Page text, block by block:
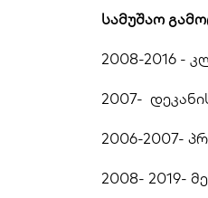
სამუშაო
2008-2016 -
2007-
2006-2007-
2008- 2019-